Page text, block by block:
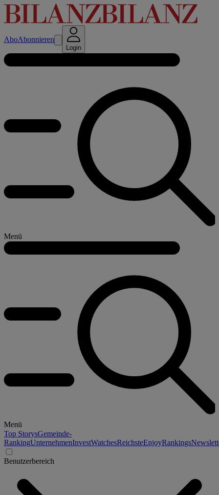
AboAbonnieren
Login
Menü
Menü
Top StorysGemeinde-
RankingUnternehmenInvestWatchesReichsteEnjoyRankings
Benutzerbereich